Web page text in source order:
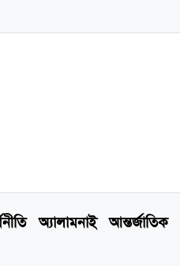
অ্যালামনাই আন্তর্জাতিক